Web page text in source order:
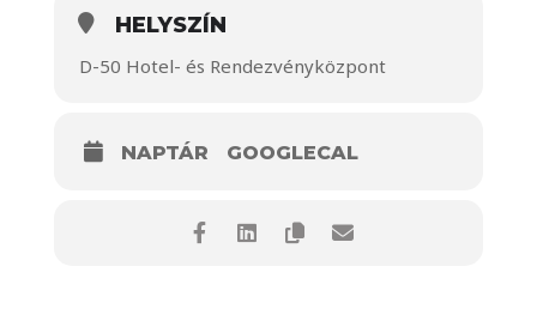
HELYSZÍN
D-50 Hotel- és Rendezvényközpont
NAPTÁR GOOGLECAL